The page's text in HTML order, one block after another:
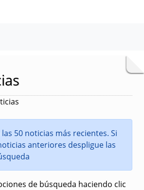
50 noticias más recientes. Si
anteriores despligue las
de búsqueda haciendo clic